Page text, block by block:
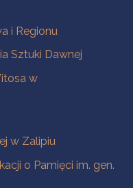
i Regionu
Sztuki Dawnej
w
w Zalipiu
o Pamięci im. gen.